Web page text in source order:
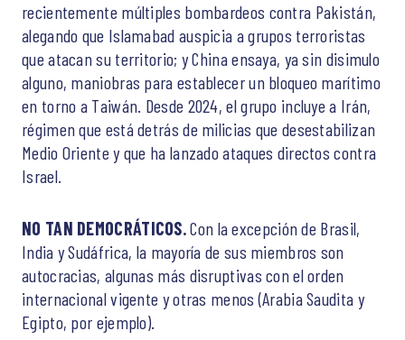
recientemente múltiples bombardeos contra Pakistán,
alegando que Islamabad auspicia a grupos terroristas
que atacan su territorio; y China ensaya, ya sin disimulo
alguno, maniobras para establecer un bloqueo marítimo
en torno a Taiwán. Desde 2024, el grupo incluye a Irán,
régimen que está detrás de milicias que desestabilizan
Medio Oriente y que ha lanzado ataques directos contra
Israel.
NO TAN DEMOCRÁTICOS.Con la excepción de Brasil,
India y Sudáfrica, la mayoría de sus miembros son
autocracias, algunas más disruptivas con el orden
internacional vigente y otras menos (Arabia Saudita y
Egipto, por ejemplo).